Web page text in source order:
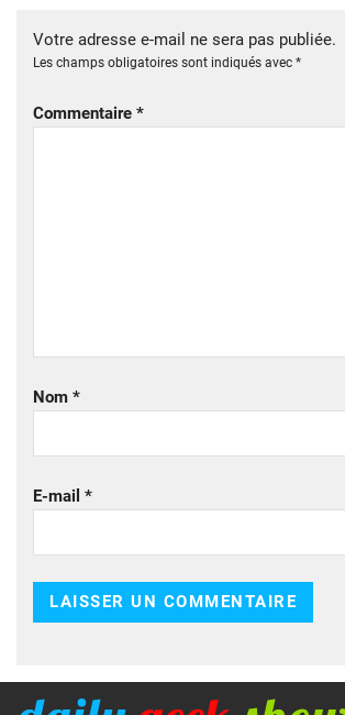
Votre adresse e-mail ne sera pas publiée.
Les champs obligatoires sont indiqués avec *
Commentaire *
Nom *
E-mail *